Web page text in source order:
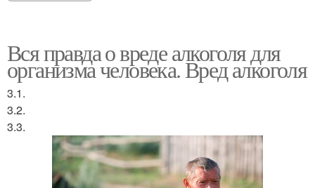
Вся правда о вреде алкоголя для
организма человека. Вред алкоголя
3.1.
3.2.
3.3.